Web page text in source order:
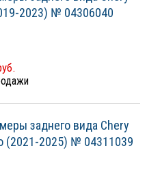
2023) № 04306040
заднего вида Chery
(2021-2025) № 04311039